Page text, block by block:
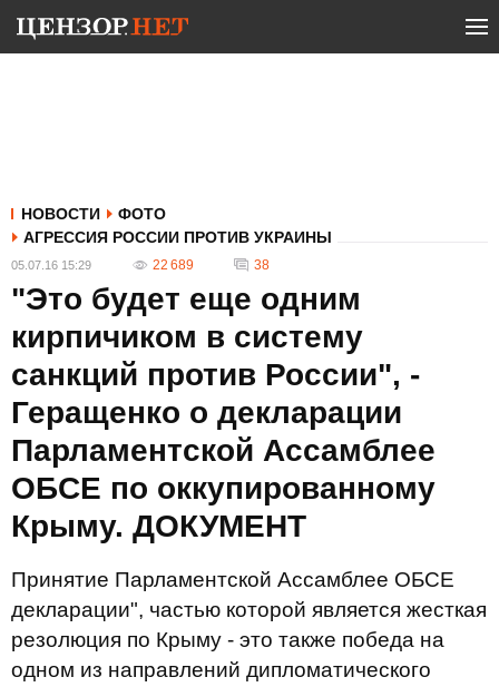
НОВОСТИ
ФОТО
АГРЕССИЯ РОССИИ ПРОТИВ УКРАИНЫ
05.07.16 15:29 22 689 38
"Это будет еще одним
кирпичиком в систему
санкций против России", -
Геращенко о декларации
Парламентской Ассамблее
ОБСЕ по оккупированному
Крыму. ДОКУМЕНТ
Принятие Парламентской Ассамблее ОБСЕ
декларации", частью которой является жесткая
резолюция по Крыму - это также победа на
одном из направлений дипломатического